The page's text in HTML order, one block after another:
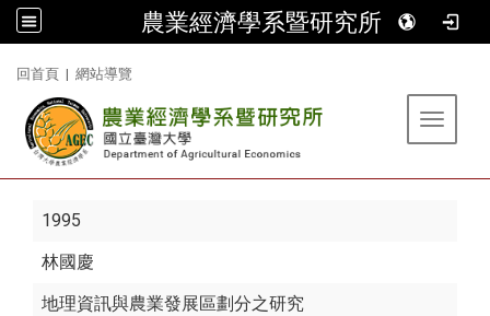
農業經濟學系暨研究所
回首頁 | 網站導覽
Toggle
1995
林國慶
地理資訊與農業發展區劃分之研究